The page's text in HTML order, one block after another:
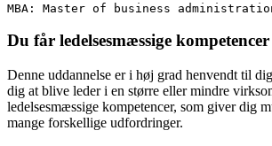
MBA: Master of business
Du får ledelsesmæssige kompetencer
Denne uddannelse er i høj grad henvendt til
dig at blive leder i en større eller mindre
ledelsesmæssige kompetencer, som giver dig
mange forskellige udfordringer.